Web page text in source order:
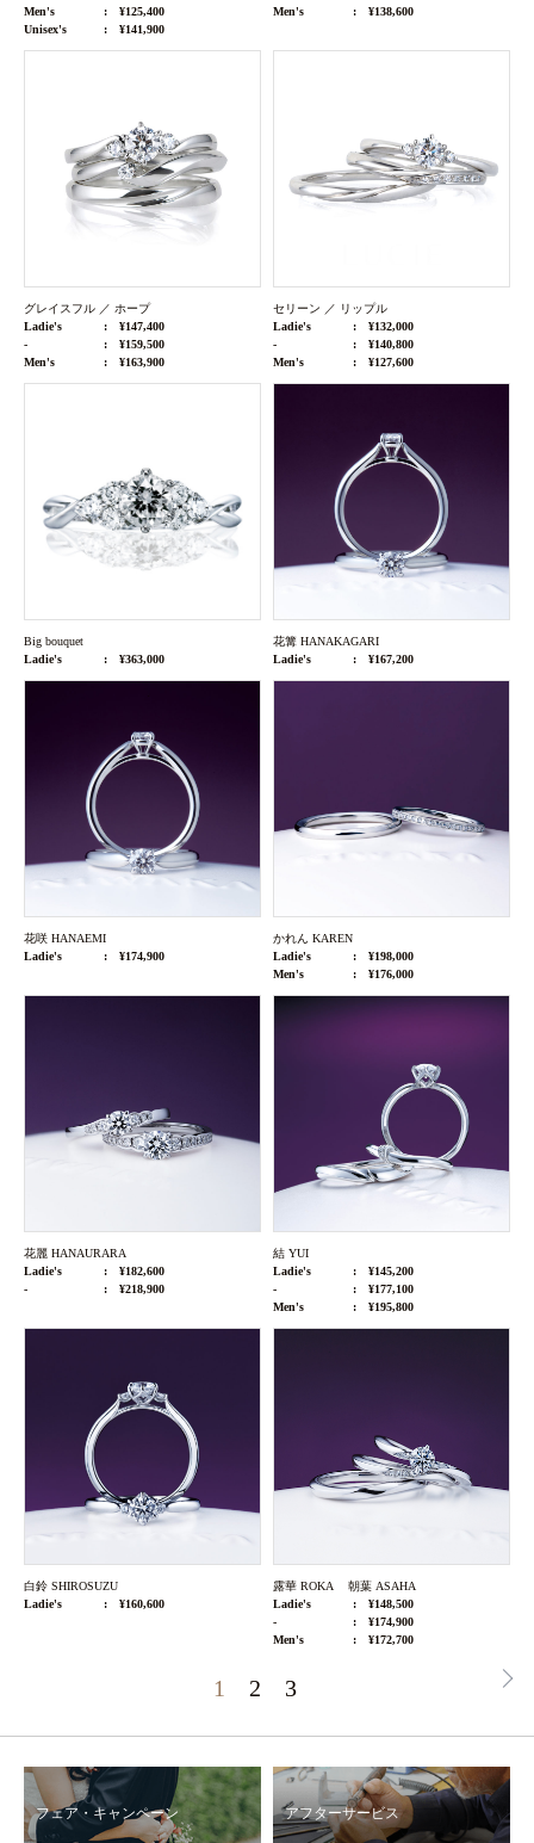
Men's
¥125,400
Unisex's
¥141,900
Men's ¥138,600
グレイスフル ／ ホープ
Ladie's
¥147,400
-
¥159,500
Men's
¥163,900
セリーン ／ リップル
Ladie's
¥132,000
-
¥140,800
Men's
¥127,600
Big bouquet
Ladie's
¥363,000
花篝 HANAKAGARI
Ladie's
¥167,200
花咲 HANAEMI
Ladie's
¥174,900
かれん KAREN
Ladie's
¥198,000
Men's
¥176,000
花麗 HANAURARA
Ladie's
¥182,600
-
¥218,900
結 YUI
Ladie's
¥145,200
-
¥177,100
Men's
¥195,800
白鈴 SHIROSUZU
Ladie's
¥160,600
露華 ROKA 朝葉 ASAHA
Ladie's
¥148,500
-
¥174,900
Men's
¥172,700
1 2 3
フェア・キャンペーン アフターサービス